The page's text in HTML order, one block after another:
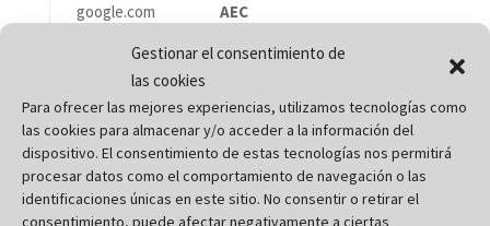
Gestionar el consentimiento de
las cookies
Para ofrecer las mejores experiencias, utilizamos tecnologías como
las cookies para almacenar y/o acceder a la información del
dispositivo. El consentimiento de estas tecnologías nos permitirá
procesar datos como el comportamiento de navegación o las
identificaciones únicas en este sitio. No consentir o retirar el
consentimiento, puede afectar negativamente a ciertas
google.com AEC
google.com CONSENT